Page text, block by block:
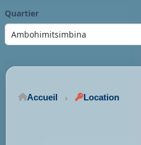
Quartier
Accueil Location